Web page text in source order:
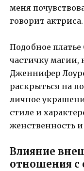
меня
говорит актриса.
Подобное платье
частичку магии,
Дженнифер
раскрыться на
личное
стиле и
женственность
Влияние
отношения